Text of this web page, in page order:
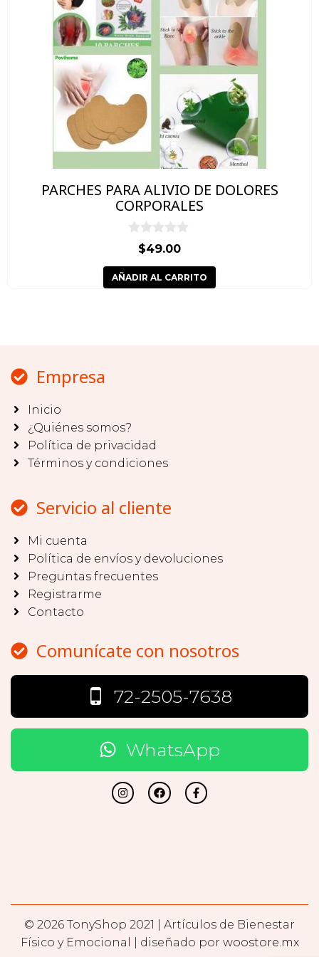
PARCHES PARA ALIVIO DE DOLORES
CORPORALES
e
5
$49.00
AÑADIR AL CARRITO
Empresa
Inicio
¿Quiénes somos?
Política de privacidad
Términos y condiciones
Servicio al cliente
Mi cuenta
Política de envíos y devoluciones
Preguntas frecuentes
Registrarme
Contacto
Comunícate con nosotros
72-2505-7638
WhatsApp
© 2026 TonyShop 2021 | Artículos de Bienestar
Físico y Emocional | diseñado por woostore.mx